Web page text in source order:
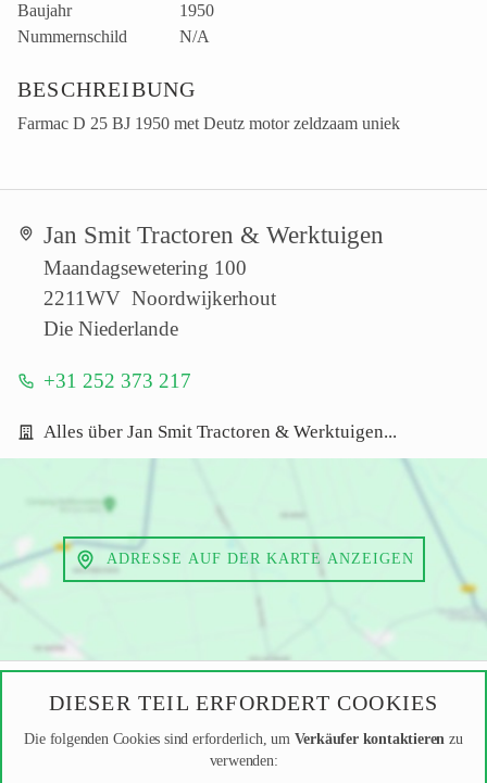
Baujahr
1950
Nummernschild
N/A
BESCHREIBUNG
Farmac D 25 BJ 1950 met Deutz motor zeldzaam uniek
Jan Smit Tractoren & Werktuigen
Maandagsewetering 100
2211WV Noordwijkerhout
Die Niederlande
+31 252 373 217
Alles über Jan Smit Tractoren & Werktuigen...
ADRESSE AUF DER KARTE ANZEIGEN
DIESER TEIL ERFORDERT COOKIES
Die folgenden Cookies sind erforderlich, um Verkäufer kontaktieren zu
verwenden: